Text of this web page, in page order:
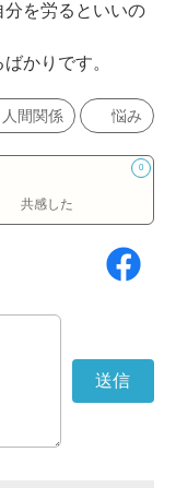
を労るといいの
かりです。
人間関係 悩み
0
共感した